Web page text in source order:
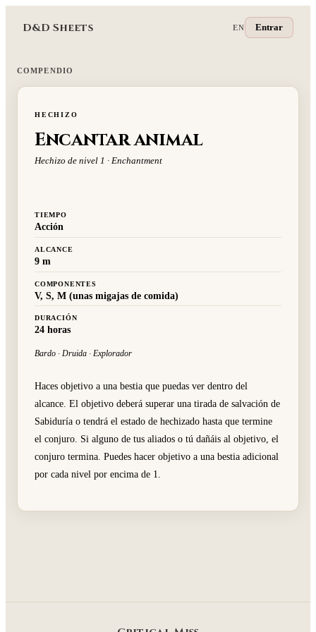
D&D Sheets EN Entrar
COMPENDIO
HECHIZO
Encantar animal
Hechizo de nivel 1 · Enchantment
TIEMPO
Acción
ALCANCE
9 m
COMPONENTES
V, S, M (unas migajas de comida)
DURACIÓN
24 horas
Bardo · Druida · Explorador
Haces objetivo a una bestia que puedas ver dentro del
alcance. El objetivo deberá superar una tirada de salvación de
Sabiduría o tendrá el estado de hechizado hasta que termine
el conjuro. Si alguno de tus aliados o tú dañáis al objetivo, el
conjuro termina. Puedes hacer objetivo a una bestia adicional
por cada nivel por encima de 1.